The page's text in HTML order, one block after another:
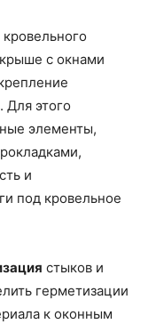
кровельного
с окнами
Для этого
элементы,
и
под кровельное
стыков и
герметизации
к оконным